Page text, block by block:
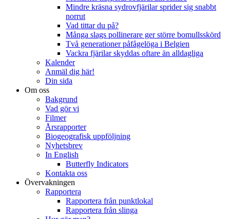
Mindre kräsna sydrovfjärilar sprider sig snabbt
norrut
Vad tittar du på?
Många slags pollinerare ger större bomullsskörd
Två generationer påfågelöga i Belgien
Vackra fjärilar skyddas oftare än alldagliga
Kalender
Anmäl dig här!
Din sida
Om oss
Bakgrund
Vad gör vi
Filmer
Årsrapporter
Biogeografisk uppföljning
Nyhetsbrev
In English
Butterfly Indicators
Kontakta oss
Övervakningen
Rapportera
Rapportera från punktlokal
Rapportera från slinga